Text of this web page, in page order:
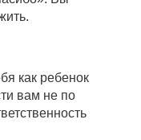
как ребенок
вам не по